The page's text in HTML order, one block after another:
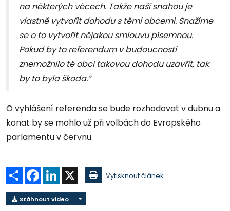
na některých věcech. Takže naší snahou je
vlastně vytvořit dohodu s těmi obcemi. Snažíme
se o to vytvořit nějakou smlouvu písemnou.
Pokud by to referendum v budoucnosti
znemožnilo té obci takovou dohodu uzavřít, tak
by to byla škoda.”
O vyhlášení referenda se bude rozhodovat v dubnu a
konat by se mohlo už při volbách do Evropského
parlamentu v červnu.
Sdílet Facebook
LinkedIn Vytisknout článek
Stáhnout video